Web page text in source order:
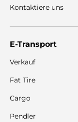
Kontaktiere uns
E-Transport
Verkauf
Fat Tire
Cargo
Pendler